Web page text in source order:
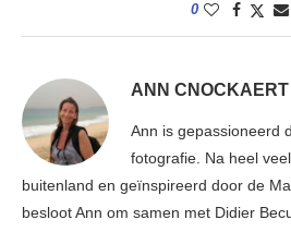
0
ANN CNOCKAERT
Ann is gepassioneerd
fotografie. Na heel
buitenland en geïnspireerd door de
besloot Ann om samen met Didier